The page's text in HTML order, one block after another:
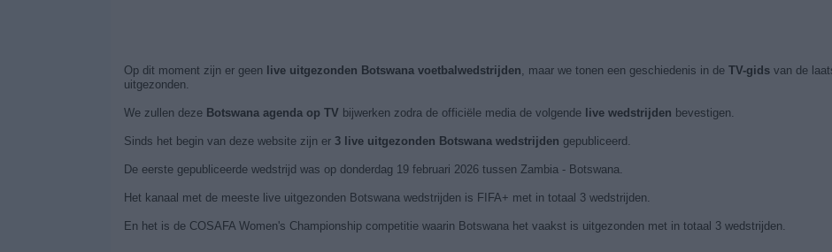
Op dit moment zijn er geen live uitgezonden Botswana voetbalwedstrijden, maar we tonen een geschiedenis in de TV-gidsvan de
uitgezonden.
We zullen deze Botswana agenda op TV bijwerken zodra de officiële media de volgende live wedstrijden bevestigen.
Sinds het begin van deze website zijn er 3 live uitgezonden Botswana wedstrijden gepubliceerd.
De eerste gepubliceerde wedstrijd was op donderdag 19 februari 2026 tussen Zambia - Botswana.
Het kanaal met de meeste live uitgezonden Botswana wedstrijden is FIFA+ met in totaal 3 wedstrijden.
En het is de COSAFA Women's Championship competitie waarin Botswana het vaakst is uitgezonden met in totaal 3 wedstrijden.